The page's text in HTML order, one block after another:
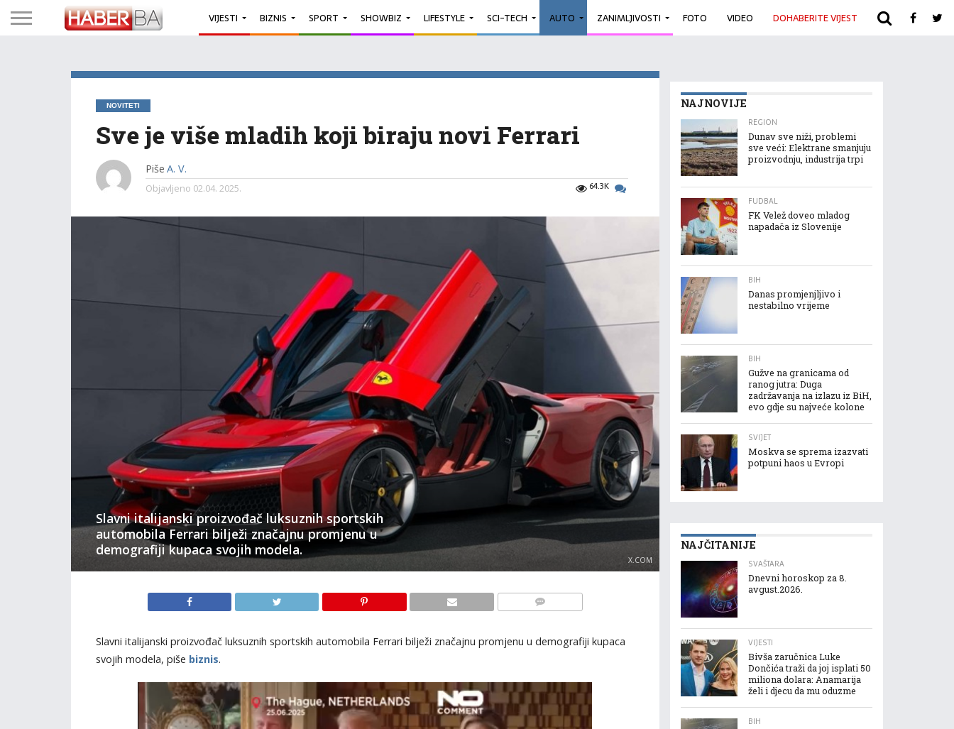
VIJESTI BIZNIS SPORT SHOWBIZ LIFESTYLE SCI-TECH AUTO ZANIMLJIVOSTI FOTO VIDEO DOHABERITE VIJEST ARHIVA
NOVITETI
Sve je više mladih koji biraju novi Ferrari
Piše A. V.
64.3K
Objavljeno 02.04. 2025.
Slavni italijanski proizvođač luksuznih sportskih
automobila Ferrari bilježi značajnu promjenu u
demografiji kupaca svojih modela.
X.COM
Slavni italijanski proizvođač luksuznih sportskih automobila Ferrari bilježi značajnu promjenu u demografiji kupaca
svojih modela, piše biznis.
NAJNOVIJE
REGION
Dunav sve niži, problemi
sve veći: Elektrane smanjuju
proizvodnju, industrija trpi
FUDBAL
FK Velež doveo mladog
napadača iz Slovenije
BIH
Danas promjenjljivo i
nestabilno vrijeme
BIH
Gužve na granicama od
ranog jutra: Duga
zadržavanja na izlazu iz BiH,
evo gdje su najveće kolone
SVIJET
Moskva se sprema izazvati
potpuni haos u Evropi
NAJČITANIJE
SVAŠTARA
Dnevni horoskop za 8.
avgust.2026.
VIJESTI
Bivša zaručnica Luke
Dončića traži da joj isplati 50
miliona dolara: Anamarija
želi i djecu da mu oduzme
BIH